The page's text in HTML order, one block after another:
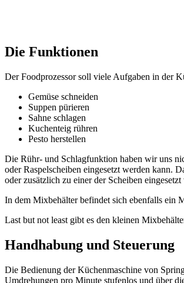
Die Funktionen
Der Foodprozessor soll viele Aufgaben in der
Gemüse schneiden
Suppen pürieren
Sahne schlagen
Kuchenteig rühren
Pesto herstellen
Die Rühr- und Schlagfunktion haben wir uns
oder Raspelscheiben eingesetzt werden kann.
oder zusätzlich zu einer der Scheiben eingesetzt
In dem Mixbehälter befindet sich ebenfalls ein
Last but not least gibt es den kleinen
Handhabung und Steuerung
Die Bedienung der Küchenmaschine von
Umdrehungen pro Minute stufenlos und über